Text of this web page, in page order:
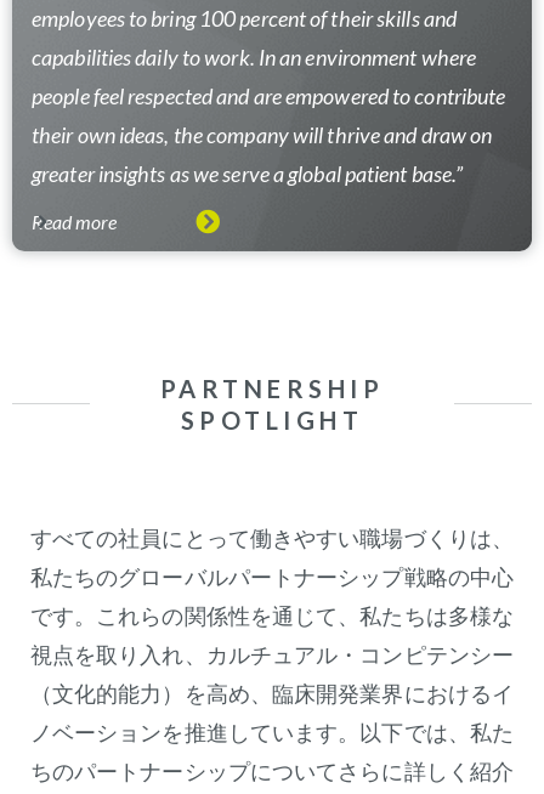
employees to bring 100 percent of their skills and
capabilities daily to work. In an environment where
people feel respected and are empowered to contribute
their own ideas, the company will thrive and draw on
greater insights as we serve a global patient base.”
Read more
PARTNERSHIP
SPOTLIGHT
すべての社員にとって働きやすい職場づくりは、
私たちのグローバルパートナーシップ戦略の中心
です。これらの関係性を通じて、私たちは多様な
視点を取り入れ、カルチュアル・コンピテンシー
（文化的能力）を高め、臨床開発業界におけるイ
ノベーションを推進しています。以下では、私た
ちのパートナーシップについてさらに詳しく紹介